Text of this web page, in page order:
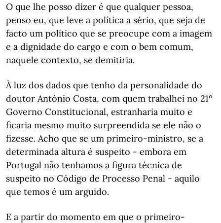
O que lhe posso dizer é que qualquer pessoa,
penso eu, que leve a política a sério, que seja de
facto um político que se preocupe com a imagem
e a dignidade do cargo e com o bem comum,
naquele contexto, se demitiria.
À luz dos dados que tenho da personalidade do
doutor António Costa, com quem trabalhei no 21º
Governo Constitucional, estranharia muito e
ficaria mesmo muito surpreendida se ele não o
fizesse. Acho que se um primeiro-ministro, se a
determinada altura é suspeito - embora em
Portugal não tenhamos a figura técnica de
suspeito no Código de Processo Penal - aquilo
que temos é um arguido.
E a partir do momento em que o primeiro-